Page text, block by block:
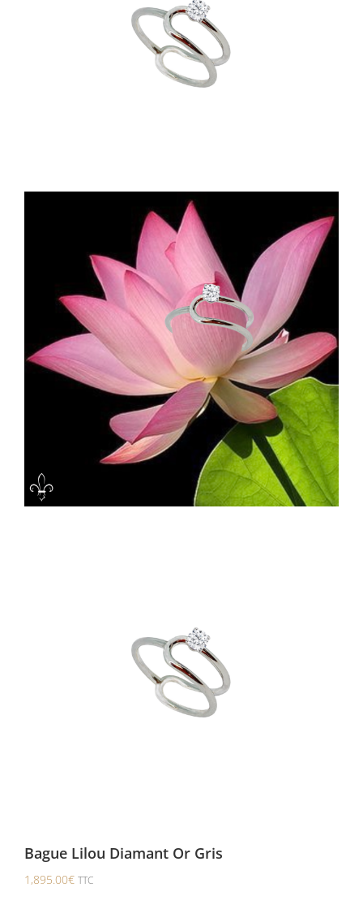
Bague Lilou Diamant Or Gris
1,895.00€ TTC